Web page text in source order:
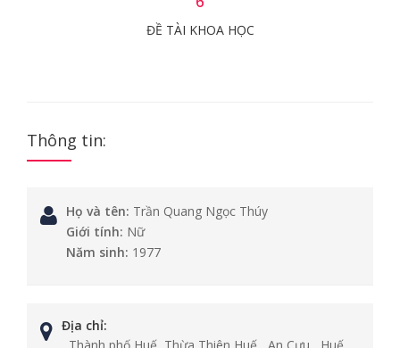
ĐỀ TÀI KHOA HỌC
Thông tin:
Họ và tên: Trần Quang Ngọc Thúy
Giới tính: Nữ
Năm sinh: 1977
Địa chỉ: